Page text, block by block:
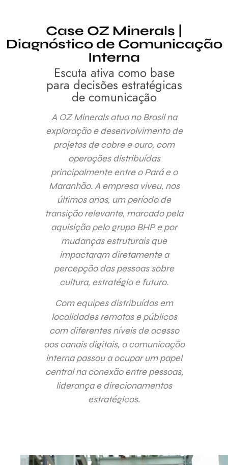
Case OZ Minerals |
Diagnóstico de Comunicação
Interna
Escuta ativa como base
para decisões estratégicas
de comunicação
A OZ Minerals atua no Brasil na
exploração e desenvolvimento de
projetos de cobre e ouro, com
operações distribuídas
principalmente entre o Pará e o
Maranhão. A empresa viveu, nos
últimos anos, um período de
transição relevante, marcado pela
aquisição pelo grupo BHP e por
mudanças estruturais que
impactaram diretamente a
percepção das pessoas sobre
cultura, estratégia e futuro.
Com equipes distribuídas em
localidades remotas e públicos
com diferentes níveis de acesso
aos canais digitais, a comunicação
interna passou a ocupar um papel
central na conexão entre pessoas,
liderança e direcionamentos
estratégicos.